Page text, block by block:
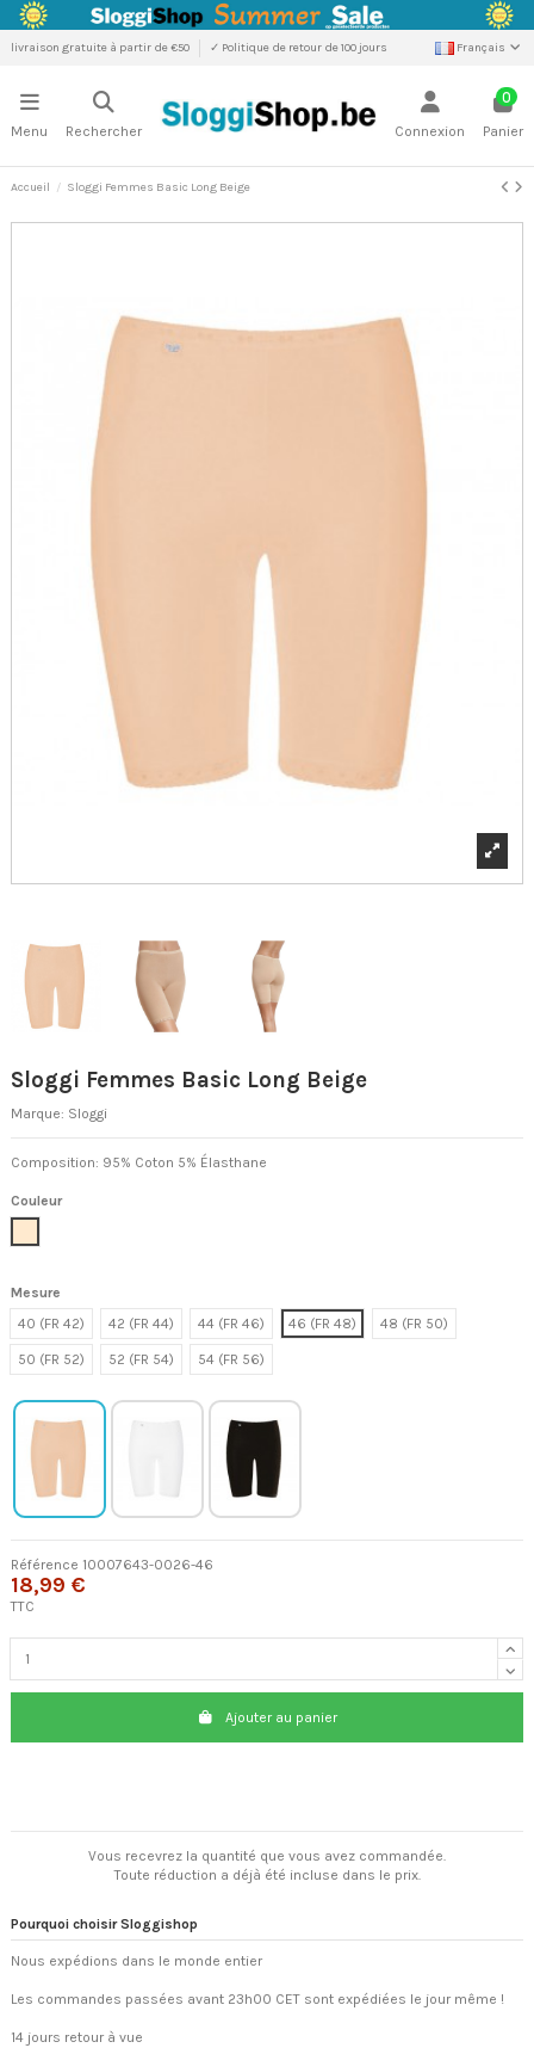
livraison gratuite à partir de €50 ✓ Politique de retour de 100 jours Français
Menu Rechercher Connexion
0
Panier
Accueil Sloggi Femmes Basic Long Beige
Sloggi Femmes Basic Long Beige
Marque: Sloggi
Composition: 95% Coton 5% Élasthane
Couleur
Mesure
40 (FR 42)
42 (FR 44) 44 (FR 46) 46 (FR 48) 48 (FR 50)
50 (FR 52) 52 (FR 54) 54 (FR 56)
Référence 10007643-0026-46
18,99 €
TTC
Ajouter au panier
Vous recevrez la quantité que vous avez commandée.
Toute réduction a déjà été incluse dans le prix.
Pourquoi choisir Sloggishop
Nous expédions dans le monde entier
Les commandes passées avant 23h00 CET sont expédiées le jour même !
14 jours retour à vue